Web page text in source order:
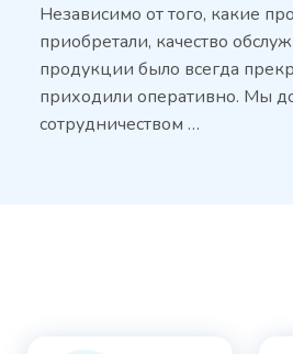
Независимо от того, какие
приобретали, качество
продукции было всегда
приходили оперативно. Мы
сотрудничеством …